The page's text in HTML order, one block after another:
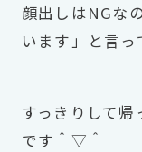
顔出しはNGな
います」と言っ
すっきりして
です＾▽＾